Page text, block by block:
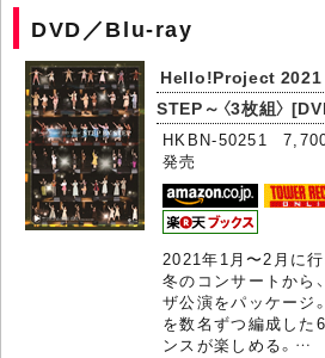
DVD／Blu-ray
Hello!Project 2021
STEP～〈3枚組〉
HKBN-50251 7,700
発売
2021年1月〜2月に
冬のコンサートから
ザ公演をパッケージ
を数名ずつ編成した
ンスが楽しめる。…